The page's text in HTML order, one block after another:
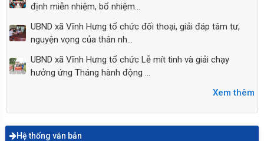
định miễn nhiệm, bổ nhiệm...
UBND xã Vĩnh Hưng tổ chức đối thoại, giải đáp tâm tư,
nguyện vọng của thân nh...
UBND xã Vĩnh Hưng tổ chức Lễ mít tinh và giải chạy
hưởng ứng Tháng hành động ...
Xem thêm
Hệ thống văn bản